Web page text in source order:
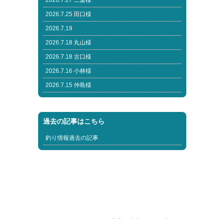
2026.7.25 田口様
2026.7.19
2026.7.18 丸山様
2026.7.18 古口様
2026.7.16 小林様
2026.7.15 仲島様
過去の記事はこちら
釣り情報過去の記事